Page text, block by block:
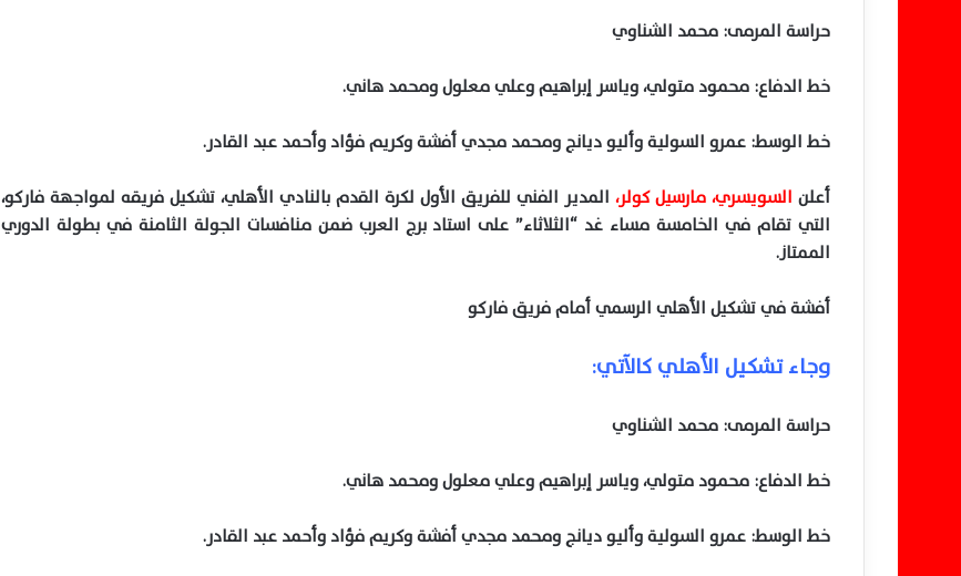
حراسة المرمى: محمد الشناوي
خط الدفاع: محمود متولي، وياسر إبراهيم وعلي معلول ومحمد هاني.
خط الوسط: عمرو السولية وأليو ديانج ومحمد مجدي أفشة وكريم فؤاد وأحمد عبد القادر.
أعلن السويسري، مارسيل كولر، المدير الفني للفريق الأول لكرة القدم بالنادي الأهلي، تشكيل فريقه لمواجهة فاركو،
التي تقام في الخامسة ‏مساء غد “الثلاثاء” على استاد برج العرب ضمن منافسات الجولة الثامنة في بطولة الدوري
‏الممتاز.‏
أفشة في تشكيل الأهلي الرسمي أمام فريق فاركو
وجاء تشكيل الأهلي كالآتي:
حراسة المرمى: محمد الشناوي
خط الدفاع: محمود متولي، وياسر إبراهيم وعلي معلول ومحمد هاني.
خط الوسط: عمرو السولية وأليو ديانج ومحمد مجدي أفشة وكريم فؤاد وأحمد عبد القادر.